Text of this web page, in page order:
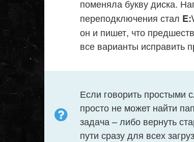
поменяла букву диска.
переподключения стал E:\
он и пишет, что
все варианты исправить
Если говорить простыми
просто не может найти
задача – либо вернуть
пути сразу для всех